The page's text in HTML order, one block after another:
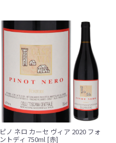
ピノ ネロ カーセ ヴィア 2020 フォ
ントディ 750ml [赤]